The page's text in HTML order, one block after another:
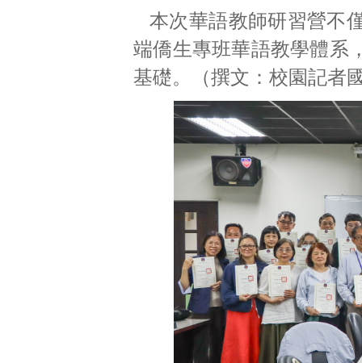
本次華語教師研習營不
端僑生專班華語教學體系
基礎。（撰文：校園記者